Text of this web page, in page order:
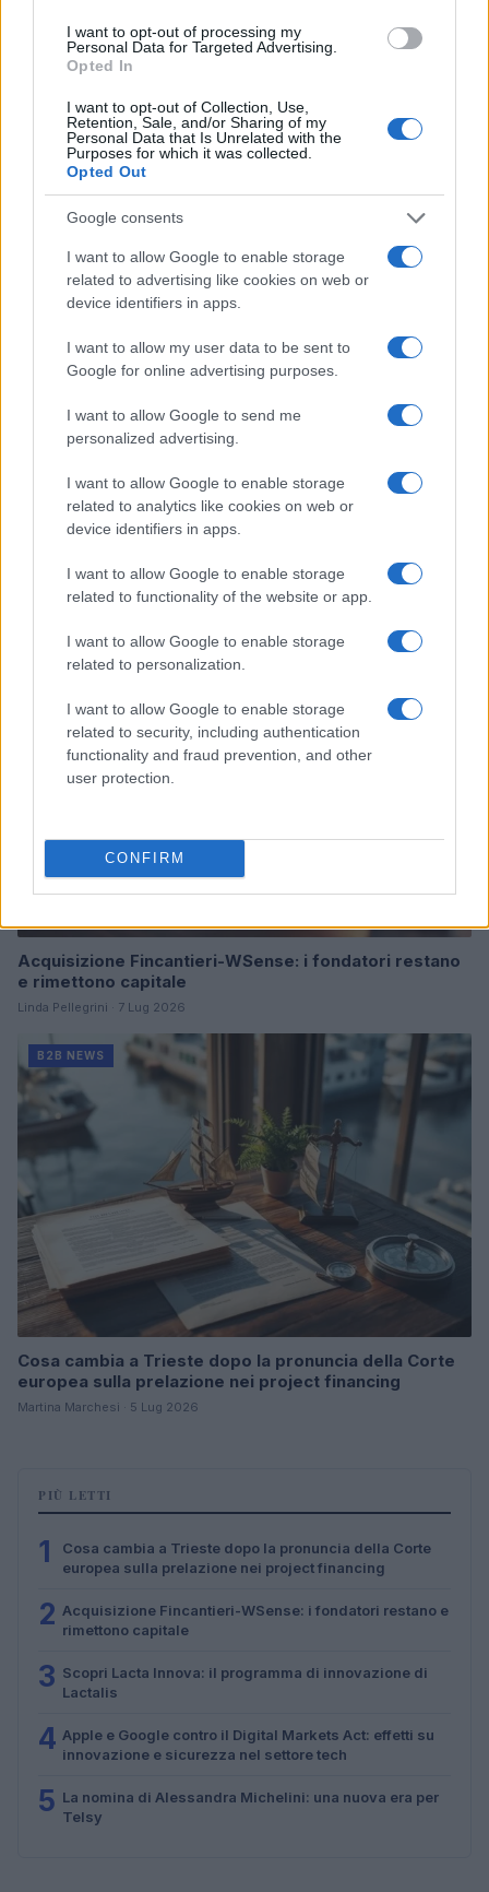
I want to opt-out of processing my
Personal Data for Targeted Advertising.
Opted In
I want to opt-out of Collection, Use,
Retention, Sale, and/or Sharing of my
Personal Data that Is Unrelated with the
Purposes for which it was collected.
Opted Out
Google consents
I want to allow Google to enable storage
related to advertising like cookies on web or
device identifiers in apps.
I want to allow my user data to be sent to
Google for online advertising purposes.
I want to allow Google to send me
personalized advertising.
I want to allow Google to enable storage
related to analytics like cookies on web or
device identifiers in apps.
I want to allow Google to enable storage
related to functionality of the website or app.
I want to allow Google to enable storage
related to personalization.
I want to allow Google to enable storage
related to security, including authentication
functionality and fraud prevention, and other
user protection.
CONFIRM
Continua a leggere
B2B NEWS
Ripensare le tecnologie umanitarie oltre i criteri dei
donatori
B2B NEWS
Acquisizione Fincantieri-WSense: i fondatori restano
e rimettono capitale
Linda Pellegrini · 7 Lug 2026
B2B NEWS
Cosa cambia a Trieste dopo la pronuncia della Corte
europea sulla prelazione nei project financing
Martina Marchesi · 5 Lug 2026
PIÙ LETTI
1
Cosa cambia a Trieste dopo la pronuncia della Corte
europea sulla prelazione nei project financing
2 Acquisizione Fincantieri-WSense: i fondatori restano e
rimettono capitale
3 Scopri Lacta Innova: il programma di innovazione di
Lactalis
4 Apple e Google contro il Digital Markets Act: effetti su
innovazione e sicurezza nel settore tech
5 La nomina di Alessandra Michelini: una nuova era per
Telsy